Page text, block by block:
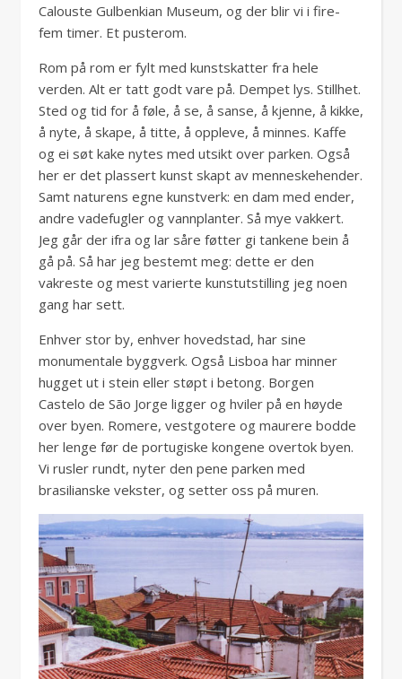
Calouste Gulbenkian Museum, og der blir vi i fire-
fem timer. Et pusterom.
Rom på rom er fylt med kunstskatter fra hele
verden. Alt er tatt godt vare på. Dempet lys. Stillhet.
Sted og tid for å føle, å se, å sanse, å kjenne, å kikke,
å nyte, å skape, å titte, å oppleve, å minnes. Kaffe
og ei søt kake nytes med utsikt over parken. Også
her er det plassert kunst skapt av menneskehender.
Samt naturens egne kunstverk: en dam med ender,
andre vadefugler og vannplanter. Så mye vakkert.
Jeg går der ifra og lar såre føtter gi tankene bein å
gå på. Så har jeg bestemt meg: dette er den
vakreste og mest varierte kunstutstilling jeg noen
gang har sett.
Enhver stor by, enhver hovedstad, har sine
monumentale byggverk. Også Lisboa har minner
hugget ut i stein eller støpt i betong. Borgen
Castelo de São Jorge ligger og hviler på en høyde
over byen. Romere, vestgotere og maurere bodde
her lenge før de portugiske kongene overtok byen.
Vi rusler rundt, nyter den pene parken med
brasilianske vekster, og setter oss på muren.